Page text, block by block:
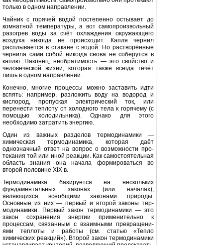
только в одном направлении.
Чайник с горячей водой посте­пенно остывает до
комнатной тем­пературы, а вот самопроизвольный
разогрев воды за счёт охлаждения ок­ружающего
воздуха никогда не проис­ходит. Капля чернил
расплывается в стакане с водой. Но растворённые
чернила сами собой никогда снова не соберутся в
каплю. Наконец, необ­ратимость — это свойство и
челове­ческой жизни, которая также всегда течёт
лишь в одном направлении.
Конечно, многие процессы можно заставить идти
вспять: например, раз­ложить воду на водород и
кислород, пропуская электрический ток, или
перенести теплоту от холодного те­ла к горячему (с
помощью холодиль­ника). Однако для этого
необходимо затратить энергию.
Один из важных разделов термо­динамики —
химическая термоди­намика, которая даёт
однозначный ответ на вопрос о возможности про­
текания той или иной реакции. Как самостоятельная
область знания она начала формироваться во
второй по­ловине XIX в.
Термодинамика базируется на не­скольких
фундаментальных законах (или началах),
являющихся всеобщими законами природы.
Основные из них — первый и второй законы тер­
модинамики. Первый закон термоди­намики — это
закон сохранения энер­гии применительно к
процессам, связанным с взаимными превращени­
ями теплоты и работы (см. статью «Тепло
химических реакций»). Второй закон термодинамики